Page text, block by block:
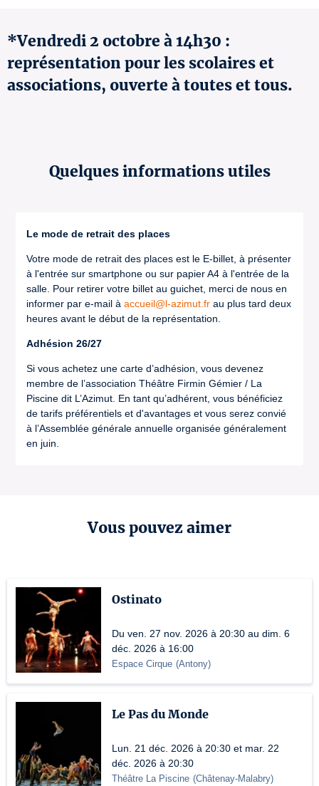
Vous pouvez aimer
Ostinato
Du ven. 27 nov. 2026 à 20:30 au dim. 6
déc. 2026 à 16:00
Espace Cirque (Antony)
Le Pas du Monde
Lun. 21 déc. 2026 à 20:30 et mar. 22
déc. 2026 à 20:30
Théâtre La Piscine (Châtenay-Malabry)
Quelques informations utiles
Le mode de retrait des places
Votre mode de retrait des places est le E-billet, à présenter
à l'entrée sur smartphone ou sur papier A4 à l'entrée de la
salle. Pour retirer votre billet au guichet, merci de nous en
informer par e-mail à accueil@l-azimut.fr au plus tard deux
heures avant le début de la représentation.
Adhésion 26/27
Si vous achetez une carte d’adhésion, vous devenez
membre de l’association Théâtre Firmin Gémier / La
Piscine dit L’Azimut. En tant qu’adhérent, vous bénéficiez
de tarifs préférentiels et d'avantages et vous serez convié
à l’Assemblée générale annuelle organisée généralement
en juin.
*Vendredi 2 octobre à 14h30 :
représentation pour les scolaires et
associations, ouverte à toutes et tous.